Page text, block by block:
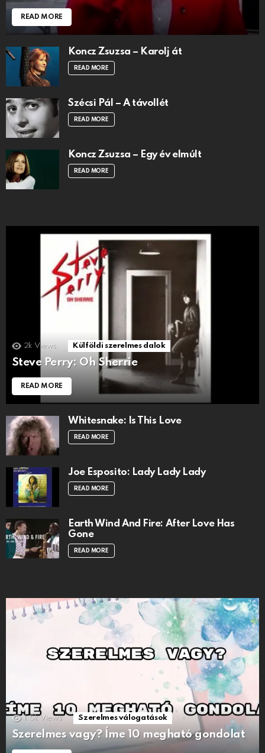
READ MORE
Koncz Zsuzsa – Karolj át
READ MORE
Szécsi Pál – A távollét
READ MORE
Koncz Zsuzsa – Egy év elmúlt
READ MORE
2k Views Külföldi szerelmes dalok
Steve Perry: Oh Sherrie
READ MORE
Whitesnake: Is This Love
READ MORE
Joe Esposito: Lady Lady Lady
READ MORE
Earth Wind And Fire: After Love Has
Gone
READ MORE
1.5k Views Szerelmes válogatások
Szerelmes vagy? Íme 10 megható gondolat